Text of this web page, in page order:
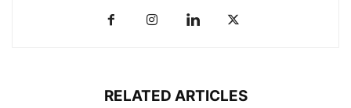
RELATED ARTICLES